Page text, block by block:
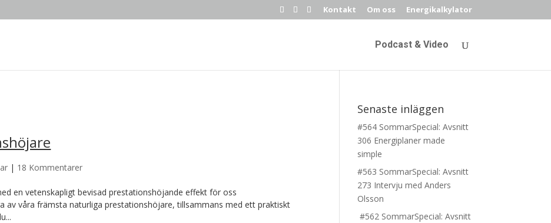
Kontakt Om oss Energikalkylator
Podcast & Video
| 18 Kommentarer
en vetenskapligt bevisad prestationshöjande effekt för oss
av våra främsta naturliga prestationshöjare, tillsammans med ett praktiskt
Senaste inläggen
#564 SommarSpecial: Avsnitt
306 Energiplaner made
simple
#563 SommarSpecial: Avsnitt
273 Intervju med Anders
Olsson
#562 SommarSpecial: Avsnitt